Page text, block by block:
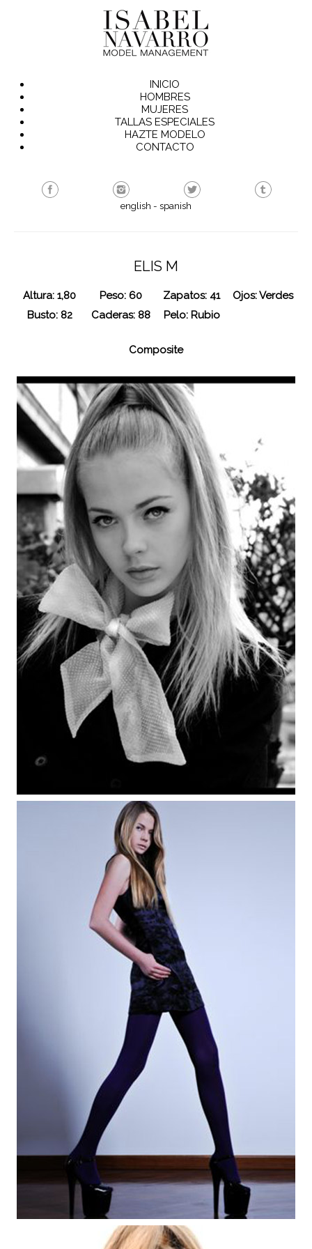
INICIO
HOMBRES
MUJERES
TALLAS ESPECIALES
HAZTE MODELO
CONTACTO
english - spanish
ELIS M
Altura: 1,80
Busto: 82
Peso: 60
Caderas: 88
Zapatos: 41
Pelo: Rubio
Ojos: Verdes
Composite